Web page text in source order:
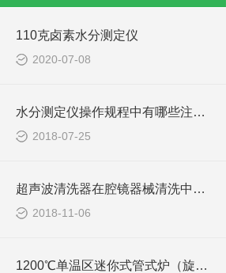
110克卤素水分测定仪
2020-07-08
水分测定仪操作规程中有哪些注意事项？
2018-07-25
超声波清洗器在腔镜器械清洗中的应用
2018-11-06
1200℃单温区迷你式管式炉（旋转型）